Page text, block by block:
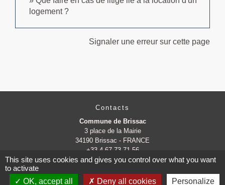
logement ?
Signaler une erreur sur cette page
Contacts
Commune de Brissac
3 place de la Mairie
34190 Brissac - FRANCE
+33 4 67 73 71 56
Contact par formulaire
This site uses cookies and gives you control over what you want
to activate
OK, accept all
Deny all cookies Personalize